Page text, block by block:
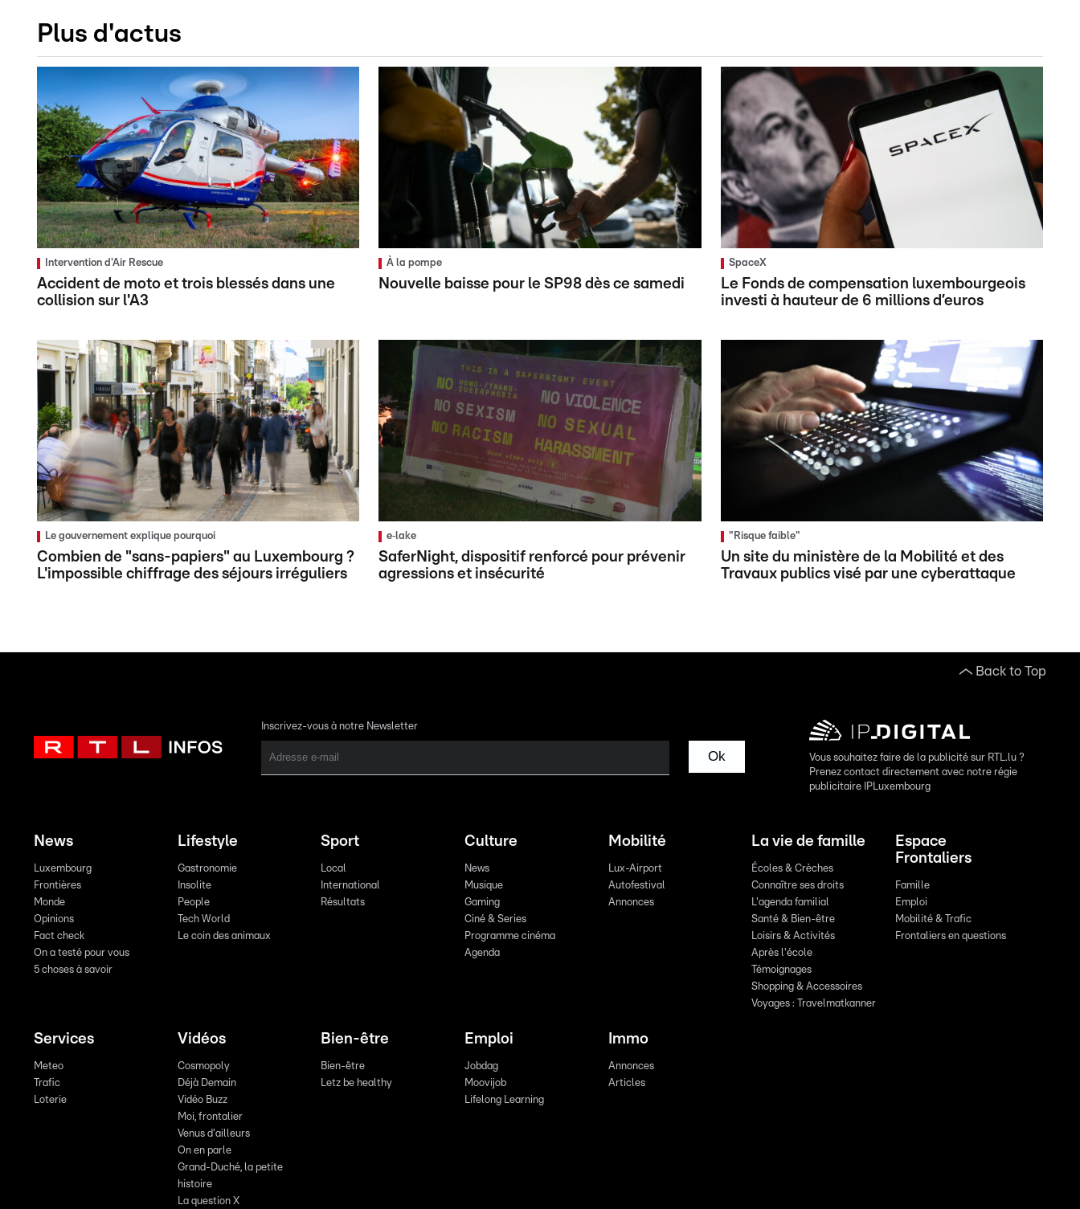
Plus d'actus
Intervention d'Air Rescue
Accident de moto et trois blessés dans une
collision sur l'A3
À la pompe
Nouvelle baisse pour le SP98 dès ce samedi
SpaceX
Le Fonds de compensation luxembourgeois
investi à hauteur de 6 millions d’euros
Le gouvernement explique pourquoi
Combien de "sans-papiers" au Luxembourg ?
L'impossible chiffrage des séjours irréguliers
e‑lake
SaferNight, dispositif renforcé pour prévenir
agressions et insécurité
"Risque faible"
Un site du ministère de la Mobilité et des
Travaux publics visé par une cyberattaque
Back to Top
Inscrivez-vous à notre Newsletter
Ok
Vous souhaitez faire de la publicité sur RTL.lu ?
Prenez contact directement avec notre régie
publicitaire IPLuxembourg
News
Luxembourg
Frontières
Monde
Opinions
Fact check
On a testé pour vous
5 choses à savoir
Lifestyle
Gastronomie
Insolite
People
Tech World
Le coin des animaux
Sport
Local
International
Résultats
Culture
News
Musique
Gaming
Ciné & Series
Programme cinéma
Agenda
Mobilité
Lux-Airport
Autofestival
Annonces
La vie de famille
Écoles & Crèches
Connaître ses droits
L'agenda familial
Santé & Bien-être
Loisirs & Activités
Après l'école
Témoignages
Shopping & Accessoires
Voyages : Travelmatkanner
Espace
Frontaliers
Famille
Emploi
Mobilité & Trafic
Frontaliers en questions
Services
Meteo
Trafic
Loterie
Vidéos
Cosmopoly
Déjà Demain
Vidéo Buzz
Moi, frontalier
Venus d'ailleurs
On en parle
Grand-Duché, la petite
histoire
La question X
Bien-être
Bien-être
Letz be healthy
Emploi
Jobdag
Moovijob
Lifelong Learning
Immo
Annonces
Articles